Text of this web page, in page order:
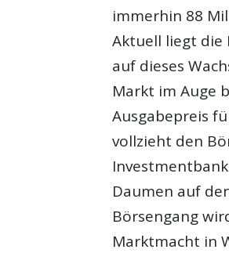
immerhin 88
Aktuell liegt die
auf dieses
Markt im Auge
Ausgabepreis
vollzieht den
Daumen auf
Börsengang
Marktmacht in